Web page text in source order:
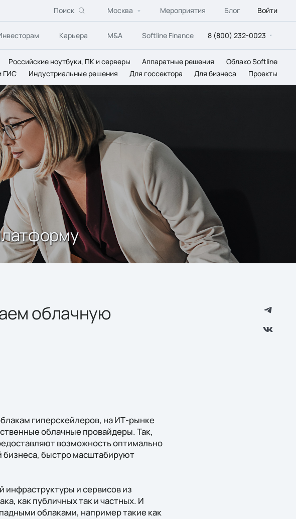
Поиск Москва Мероприятия Блог Войти
Карьера M&A Softline Finance 8 (800) 232-0023
Российские ноутбуки, ПК и серверы Аппаратные решения
Облако Softline
ГИС
Индустриальные решения Для госсектора Для бизнеса Проекты
облачную
гиперскейлеров, на ИТ-рынке
облачные провайдеры. Так,
возможность оптимально
бизнеса, быстро масштабируют
и сервисов из
как публичных так и частных. И
облаками, например такие как